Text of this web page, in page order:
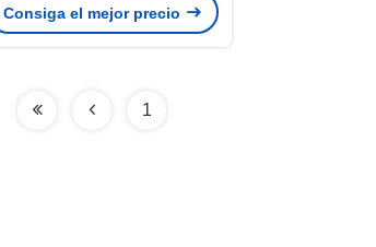
Consiga el mejor precio
1